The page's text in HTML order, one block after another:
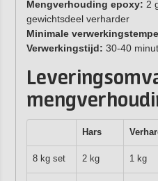
Mengverhouding epoxy: 2
gewichtsdeel verharder
Minimale
Verwerkingstijd: 30-40
Hars
8 kg set 2 kg 1 kg